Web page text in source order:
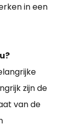
in een
zijn de
van de